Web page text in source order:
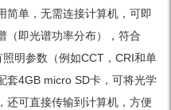
简单，无需连接计算机，可即
（即光谱功率分布），符合
明参数（例如CCT，CRI和单
套4GB micro SD卡，可将光学
还可直接传输到计算机，方便